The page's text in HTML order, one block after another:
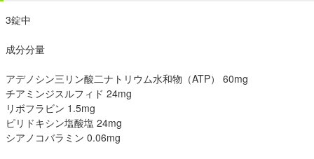
3錠中
成分分量
アデノシン三リン酸二ナトリウム水和物（ATP） 60mg
チアミンジスルフィド 24mg
リボフラビン 1.5mg
ピリドキシン塩酸塩 24mg
シアノコバラミン 0.06mg